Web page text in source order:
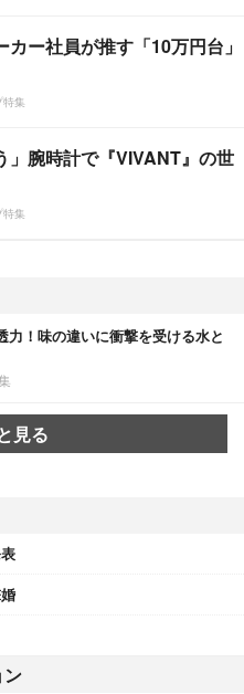
カー社員が推す「10万円台」
特集
」腕時計で『VIVANT』の世
特集
力！味の違いに衝撃を受ける水と
見る
ン